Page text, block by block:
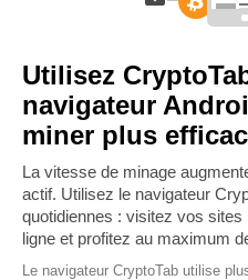
Utilisez
navigateur
miner plus
La vitesse de minage
actif. Utilisez le navigateur
quotidiennes : visitez vos
ligne et profitez au maximum
Le navigateur CryptoTab utilise